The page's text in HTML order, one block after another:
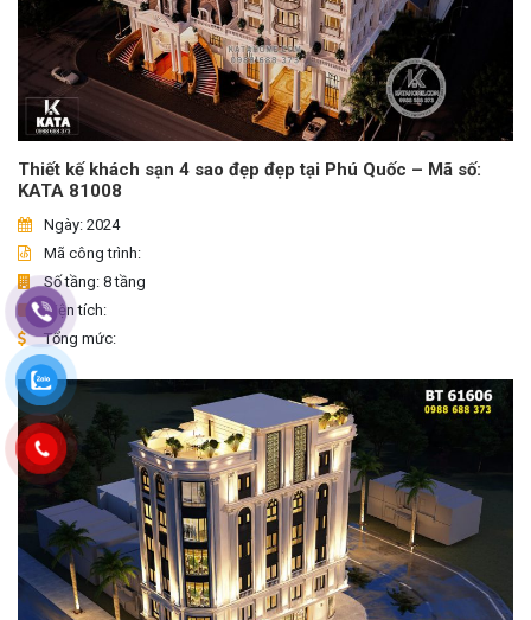
Thiết kế khách sạn 4 sao đẹp đẹp tại Phú Quốc – Mã số:
KATA 81008
Ngày: 2024
Mã công trình:
Số tầng: 8 tầng
Diện tích:
Tổng mức: